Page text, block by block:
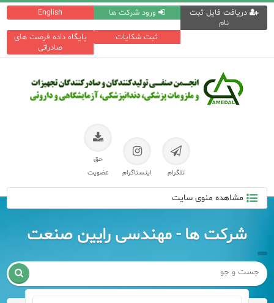
English ورود شرکت ها
دریافت فایل ثبت
نام
پایگاه داده فرصت های
صادراتی
ثبت شکایات
تلگرام اینستاگرام
حق
عضویت
مشاهده منوی سایت
شرکت ها - مهندسی رایین صنعت
